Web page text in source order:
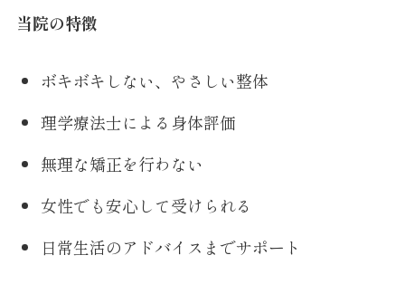
当院の特徴
ボキボキしない、やさしい整体
理学療法士による身体評価
無理な矯正を行わない
女性でも安心して受けられる
日常生活のアドバイスまでサポート